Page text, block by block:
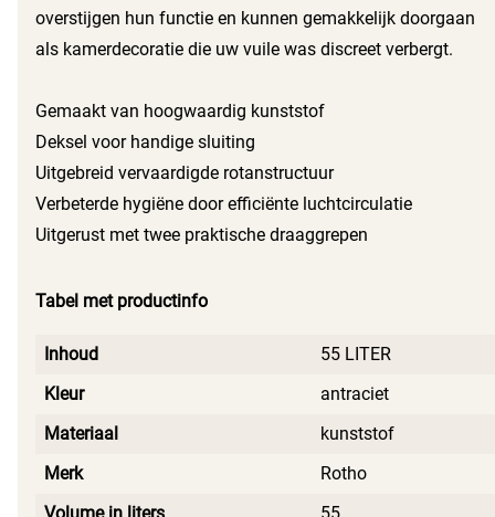
overstijgen hun functie en kunnen gemakkelijk doorgaan
als kamerdecoratie die uw vuile was discreet verbergt.
Gemaakt van hoogwaardig kunststof
Deksel voor handige sluiting
Uitgebreid vervaardigde rotanstructuur
Verbeterde hygiëne door efficiënte luchtcirculatie
Uitgerust met twee praktische draaggrepen
Tabel met productinfo
Inhoud
55 LITER
Kleur
antraciet
Materiaal
kunststof
Merk
Rotho